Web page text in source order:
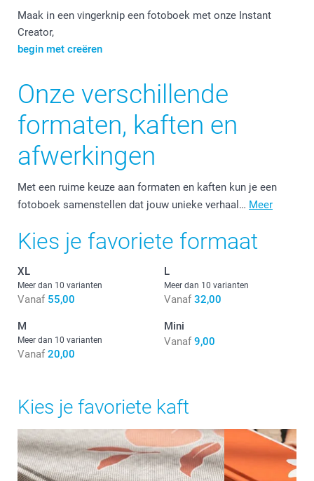
Maak in een vingerknip een fotoboek met onze Instant
Creator,
begin met creëren
Onze verschillende
formaten, kaften en
afwerkingen
Met een ruime keuze aan formaten en kaften kun je een
fotoboek samenstellen dat jouw unieke verhaal… Meer
Kies je favoriete formaat
XL
Meer dan 10 varianten
Vanaf 55,00
L
Meer dan 10 varianten
Vanaf 32,00
M
Meer dan 10 varianten
Vanaf 20,00
Mini
Vanaf 9,00
Kies je favoriete kaft